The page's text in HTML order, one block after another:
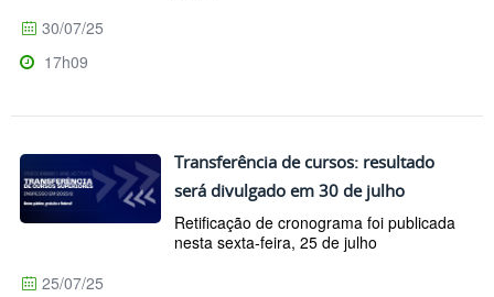
30/07/25
17h09
Transferência de cursos: resultado
será divulgado em 30 de julho
Retificação de cronograma foi publicada
nesta sexta-feira, 25 de julho
25/07/25